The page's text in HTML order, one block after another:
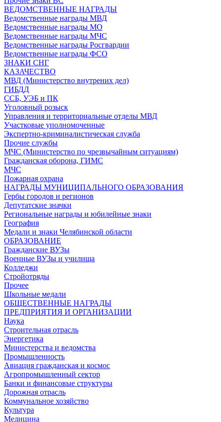
ВЕДОМСТВЕННЫЕ НАГРАДЫ
Ведомственные награды МВД
Ведомственные награды МО
Ведомственные награды МЧС
Ведомственные награды Росгвардии
Ведомственные награды ФСО
ЗНАКИ СНГ
КАЗАЧЕСТВО
МВД (Министерство внутрених дел)
ГИБДД
ССБ, УЭБ и ПК
Уголовный розыск
Управления и территориальные отделы МВД
Участковые уполномоченные
Экспертно-криминалистическая служба
Прочие службы
МЧС (Министерство по чрезвычайным ситуациям)
Гражданская оборона, ГИМС
МЧС
Пожарная охрана
НАГРАДЫ МУНИЦИПАЛЬНОГО ОБРАЗОВАНИЯ
Гербы городов и регионов
Депутатские значки
Региональные награды и юбилейные знаки
География
Медали и знаки Челябинской области
ОБРАЗОВАНИЕ
Гражданские ВУЗы
Военные ВУЗы и училища
Колледжи
Стройотряды
Прочее
Школьные медали
ОБЩЕСТВЕННЫЕ НАГРАДЫ
ПРЕДПРИЯТИЯ И ОРГАНИЗАЦИИ
Наука
Строительная отрасль
Энергетика
Министерства и ведомства
Промышленность
Авиация гражданская и космос
Агропромышленный сектор
Банки и финансовые структуры
Дорожная отрасль
Коммунальное хозяйство
Культура
Медицина